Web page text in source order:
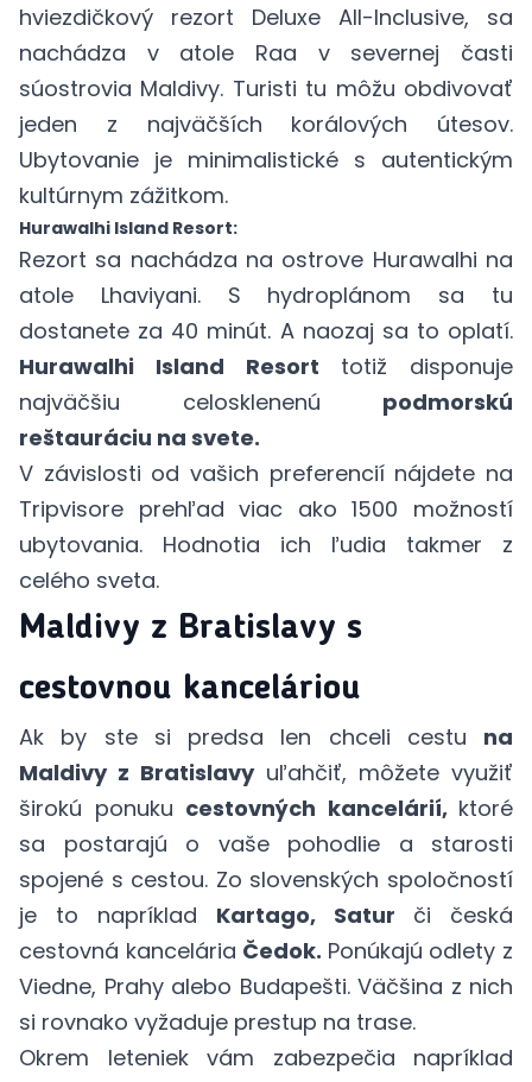
hviezdičkový rezort Deluxe All-Inclusive, sa
nachádza v atole Raa v severnej časti
súostrovia Maldivy. Turisti tu môžu obdivovať
jeden z najväčších korálových útesov.
Ubytovanie je minimalistické s autentickým
kultúrnym zážitkom.
Hurawalhi Island Resort:
Rezort sa nachádza na ostrove Hurawalhi na
atole Lhaviyani. S hydroplánom sa tu
dostanete za 40 minút. A naozaj sa to oplatí.
Hurawalhi Island Resort totiž disponuje
najväčšiu celosklenenú podmorskú
reštauráciu na svete.
V závislosti od vašich preferencií nájdete na
Tripvisore prehľad viac ako 1500 možností
ubytovania. Hodnotia ich ľudia takmer z
celého sveta.
Maldivy z Bratislavy s
cestovnou kanceláriou
Ak by ste si predsa len chceli cestu na
Maldivy z Bratislavy uľahčiť, môžete využiť
širokú ponuku cestovných kancelárií, ktoré
sa postarajú o vaše pohodlie a starosti
spojené s cestou. Zo slovenských spoločností
je to napríklad Kartago, Satur či česká
cestovná kancelária Čedok. Ponúkajú odlety z
Viedne, Prahy alebo Budapešti. Väčšina z nich
si rovnako vyžaduje prestup na trase.
Okrem leteniek vám zabezpečia napríklad